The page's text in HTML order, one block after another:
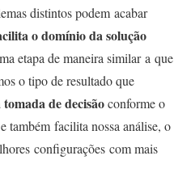
distintos podem acabar
o domínio da solução
etapa de maneira similar a que
o tipo de resultado que
de decisãoconforme o
também facilita nossa análise, o
configurações com mais